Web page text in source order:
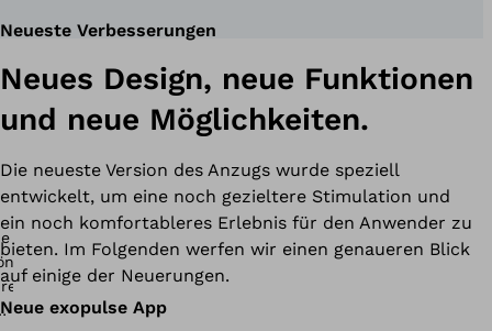
Neueste Verbesserungen
Neues Design, neue Funktionen
und neue Möglichkeiten.
Die neueste Version des Anzugs wurde speziell
entwickelt, um eine noch gezieltere Stimulation und
ein noch komfortableres Erlebnis für den Anwender zu
bieten. Im Folgenden werfen wir einen genaueren Blick
auf einige der Neuerungen.
Neue exopulse App